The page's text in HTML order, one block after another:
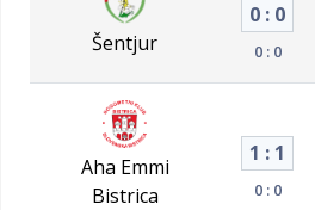
Šentjur
0 : 0
0 : 0
Aha Emmi
Bistrica
1 : 1
0 : 0